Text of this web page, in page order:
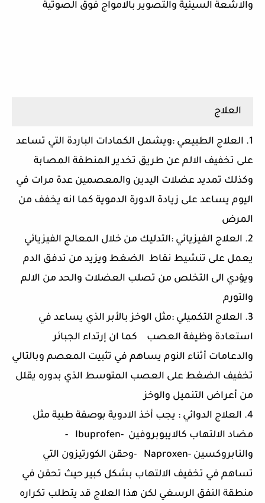
والاشعة السينية والتصوير بالامواج فوق الصوتية
العلاج
1. العلاج الطبيعي :ويشمل الكمادات الباردة التي تساعد
على تخفيف الالم عن طريق تخدير المنطقة المصابة
وكذلك تمديد عضلات اليدين والمعصمين عدة مرات في
اليوم يساعد على زيادة الدورة الدموية كما انه يخفف من
المرض
2. العلاج الفيزيائي :التدليك من خلال المعالج الفيزيائي
يعمل على تنشيط نقاط الضغط ويزيد من تدفق الدم
ويؤدي الى التخلص من تصلب العضلات والحد من الالم
والتورم
3. العلاج التكميلي :مثل الوخز بالأبر الذي يساعد في
استعادة وظيفة العصب كما ان إرتداء الجبائر
والدعامات أثناء النوم يساهم في تثبيت المعصم وبالتالي
تخفيف الضغط على العصب المتوسط الذي بدوره يقلل
من أعراض التنميل والوخز
4. العلاج الدوائي : يجب أخذ الادوية بوصفة طبية مثل
مضاد الالتهاب كالايبوبروفين -Ibuprofen -
والنابروكسين -Naproxen -وحقن الكورتيزون التي
تساهم في تخفيف الالتهاب بشكل كبير حيث تحقن في
منطقة النفق الرسغي لكن هذا العلاج قد يتطلب تكراره